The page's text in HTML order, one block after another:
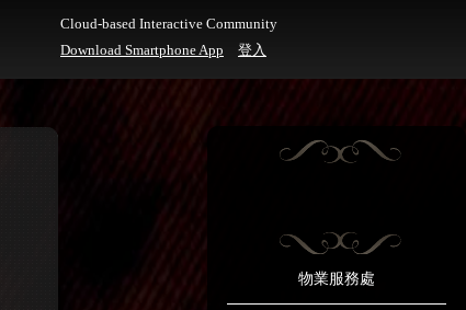
Cloud-based Interactive Community
Download Smartphone App
登入
物業服務處